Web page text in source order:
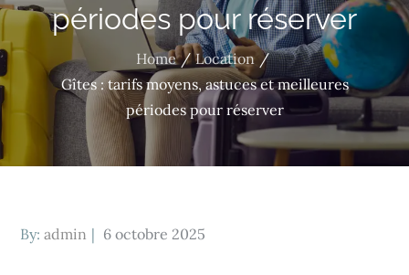
périodes pour réserver
Home
Location
Gîtes : tarifs moyens, astuces et meilleures
périodes pour réserver
By:admin
Posted
6 octobre 2025